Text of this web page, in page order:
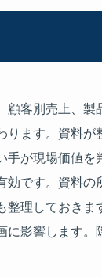
客別売上、
ます。資料
が現場価値
です。資料
理しておき
影響します